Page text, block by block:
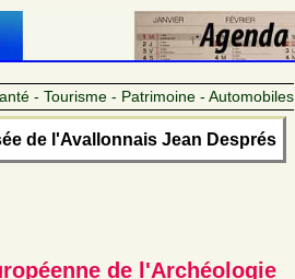
- Tourisme - Patrimoine - Automobiles
de l'Avallonnais Jean Després
de l'Archéologie